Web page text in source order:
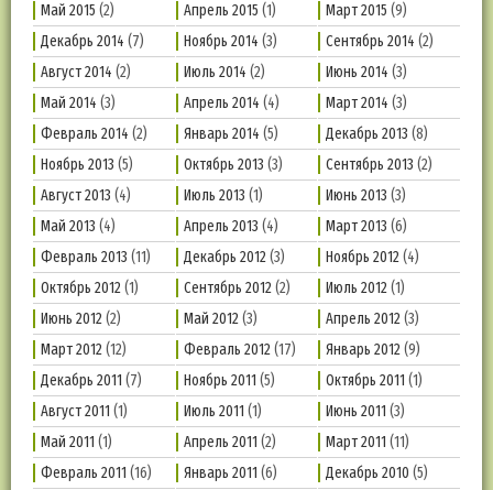
Май 2015 (2) Апрель 2015 (1) Март 2015 (9)
Декабрь 2014 (7) Ноябрь 2014 (3) Сентябрь 2014 (2)
Август 2014 (2) Июль 2014 (2) Июнь 2014 (3)
Май 2014 (3) Апрель 2014 (4) Март 2014 (3)
Февраль 2014 (2) Январь 2014 (5) Декабрь 2013 (8)
Ноябрь 2013 (5) Октябрь 2013 (3) Сентябрь 2013 (2)
Август 2013 (4) Июль 2013 (1) Июнь 2013 (3)
Май 2013 (4) Апрель 2013 (4) Март 2013 (6)
Февраль 2013 (11) Декабрь 2012(3) Ноябрь 2012(4)
Октябрь 2012(1) Сентябрь 2012(2) Июль 2012(1)
Июнь 2012(2) Май 2012(3) Апрель 2012(3)
Март 2012(12) Февраль 2012(17) Январь 2012(9)
Декабрь 2011 (7) Ноябрь 2011 (5) Октябрь 2011 (1)
Август 2011 (1) Июль 2011 (1) Июнь 2011 (3)
Май 2011 (1) Апрель 2011 (2) Март 2011 (11)
Февраль 2011 (16) Январь 2011 (6) Декабрь 2010 (5)